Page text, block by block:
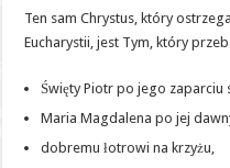
Ten sam Chrystus, który
Eucharystii, jest Tym, który
Święty Piotr po jego zaparciu
Maria Magdalena po jej
dobremu łotrowi na krzyżu,